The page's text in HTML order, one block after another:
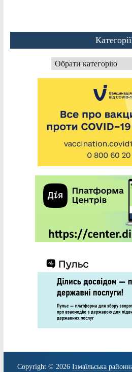
Категорії
Категорії
Copyright © 2026 Ізмаїльська